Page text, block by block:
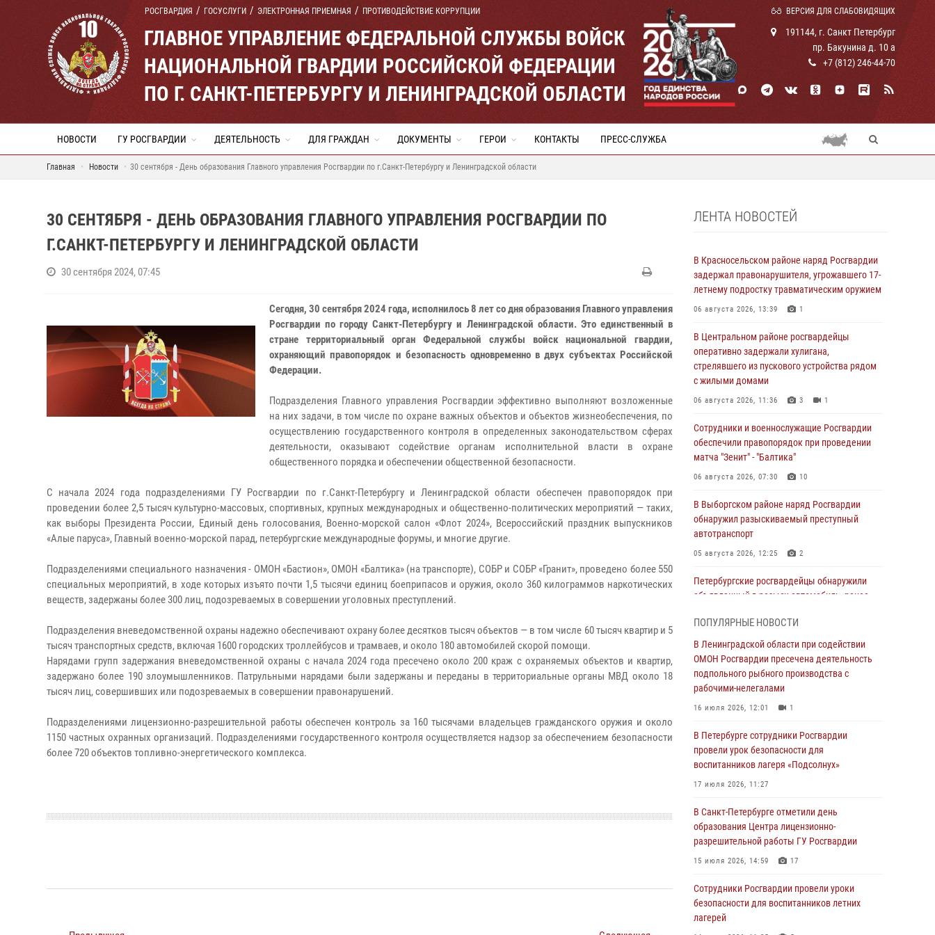
РОСГВАРДИЯ ГОСУСЛУГИ ЭЛЕКТРОННАЯ ПРИЕМНАЯ ПРОТИВОДЕЙСТВИЕ КОРРУПЦИИ ВЕРСИЯ ДЛЯ СЛАБОВИДЯЩИХ
ГЛАВНОЕ УПРАВЛЕНИЕ ФЕДЕРАЛЬНОЙ СЛУЖБЫ ВОЙСК
НАЦИОНАЛЬНОЙ ГВАРДИИ РОССИЙСКОЙ ФЕДЕРАЦИИ
ПО Г. САНКТ-ПЕТЕРБУРГУ И ЛЕНИНГРАДСКОЙ ОБЛАСТИ
191144, г. Санкт Петербург
пр. Бакунина д. 10 а
+7 (812) 246-44-70
НОВОСТИ ГУ РОСГВАРДИИ ДЕЯТЕЛЬНОСТЬ ДЛЯ ГРАЖДАН ДОКУМЕНТЫ ГЕРОИ КОНТАКТЫ ПРЕСС-СЛУЖБА
Главная Новости 30 сентября - День образования Главного управления Росгвардии по г.Санкт-Петербургу и Ленинградской области
30 СЕНТЯБРЯ - ДЕНЬ ОБРАЗОВАНИЯ ГЛАВНОГО УПРАВЛЕНИЯ РОСГВАРДИИ ПО
Г.САНКТ-ПЕТЕРБУРГУ И ЛЕНИНГРАДСКОЙ ОБЛАСТИ
30 сентября 2024, 07:45
Сегодня, 30 сентября 2024 года, исполнилось 8 лет со дня образования Главного управления
Росгвардии по городу Санкт-Петербургу и Ленинградской области. Это единственный в
стране территориальный орган Федеральной службы войск национальной гвардии,
охраняющий правопорядок и безопасность одновременно в двух субъектах Российской
Федерации.
Подразделения Главного управления Росгвардии эффективно выполняют возложенные
на них задачи, в том числе по охране важных объектов и объектов жизнеобеспечения, по
осуществлению государственного контроля в определенных законодательством сферах
деятельности, оказывают содействие органам исполнительной власти в охране
общественного порядка и обеспечении общественной безопасности.
С начала 2024 года подразделениями ГУ Росгвардии по г.Санкт-Петербургу и Ленинградской области обеспечен правопорядок при
проведении более 2,5 тысяч культурно-массовых, спортивных, крупных международных и общественно-политических мероприятий — таких,
как выборы Президента России, Единый день голосования, Военно-морской салон «Флот 2024», Всероссийский праздник выпускников
«Алые паруса», Главный военно-морской парад, петербургские международные форумы, и многие другие.
Подразделениями специального назначения - ОМОН «Бастион», ОМОН «Балтика» (на транспорте), СОБР и СОБР «Гранит», проведено более 550
специальных мероприятий, в ходе которых изъято почти 1,5 тысячи единиц боеприпасов и оружия, около 360 килограммов наркотических
веществ, задержаны более 300 лиц, подозреваемых в совершении уголовных преступлений.
Подразделения вневедомственной охраны надежно обеспечивают охрану более десятков тысяч объектов — в том числе 60 тысяч квартир и 5
тысяч транспортных средств, включая 1600 городских троллейбусов и трамваев, и около 180 автомобилей скорой помощи.
Нарядами групп задержания вневедомственной охраны с начала 2024 года пресечено около 200 краж с охраняемых объектов и квартир,
задержано более 190 злоумышленников. Патрульными нарядами были задержаны и переданы в территориальные органы МВД около 18
тысяч лиц, совершивших или подозреваемых в совершении правонарушений.
Подразделениями лицензионно-разрешительной работы обеспечен контроль за 160 тысячами владельцев гражданского оружия и около
1150 частных охранных организаций. Подразделениями государственного контроля осуществляется надзор за обеспечением безопасности
более 720 объектов топливно-энергетического комплекса.
ЛЕНТА НОВОСТЕЙ
В Красносельском районе наряд Росгвардии
задержал правонарушителя, угрожавшего 17-
летнему подростку травматическим оружием
06 августа 2026, 13:39 1
В Центральном районе росгвардейцы
оперативно задержали хулигана,
стрелявшего из пускового устройства рядом
с жилыми домами
06 августа 2026, 11:36 3 1
Сотрудники и военнослужащие Росгвардии
обеспечили правопорядок при проведении
матча "Зенит" - "Балтика"
06 августа 2026, 07:30 10
В Выборгском районе наряд Росгвардии
обнаружил разыскиваемый преступный
автотранспорт
05 августа 2026, 12:25 2
Петербургские росгвардейцы обнаружили
объявленный в розыск автомобиль, ранее
Ленобласти
04 августа 2026, 14:05
В Зеленогорске сотрудники Росгвардии, став
очевидцами серьезного ДТП, вызвали на
пострадавшим
03 августа 2026, 14:15 3 1
03 августа 2026, 13:26 5
В Ленинградской области сотрудники
Росгвардии обнаружили пропавшего
вернуться домой
03 августа 2026, 11:51
В Санкт-Петербурге при содействии СОБР
ПОПУЛЯРНЫЕ НОВОСТИ
В Ленинградской области при содействии
ОМОН Росгвардии пресечена деятельность
подпольного рыбного производства с
рабочими-нелегалами
16 июля 2026, 12:01 1
В Петербурге сотрудники Росгвардии
провели урок безопасности для
воспитанников лагеря «Подсолнух»
17 июля 2026, 11:27
В Санкт-Петербурге отметили день
образования Центра лицензионно-
разрешительной работы ГУ Росгвардии
15 июля 2026, 14:59 17
Сотрудники Росгвардии провели уроки
безопасности для воспитанников летних
лагерей